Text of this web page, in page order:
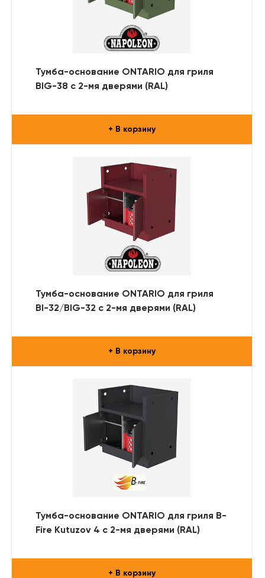
Тумба-основание ONTARIO для гриля
BIG-38 с 2-мя дверями (RAL)
+ В корзину
Тумба-основание ONTARIO для гриля
BI-32/BIG-32 с 2-мя дверями (RAL)
+ В корзину
Тумба-основание ONTARIO для гриля B-
Fire Kutuzov 4 с 2-мя дверями (RAL)
+ В корзину